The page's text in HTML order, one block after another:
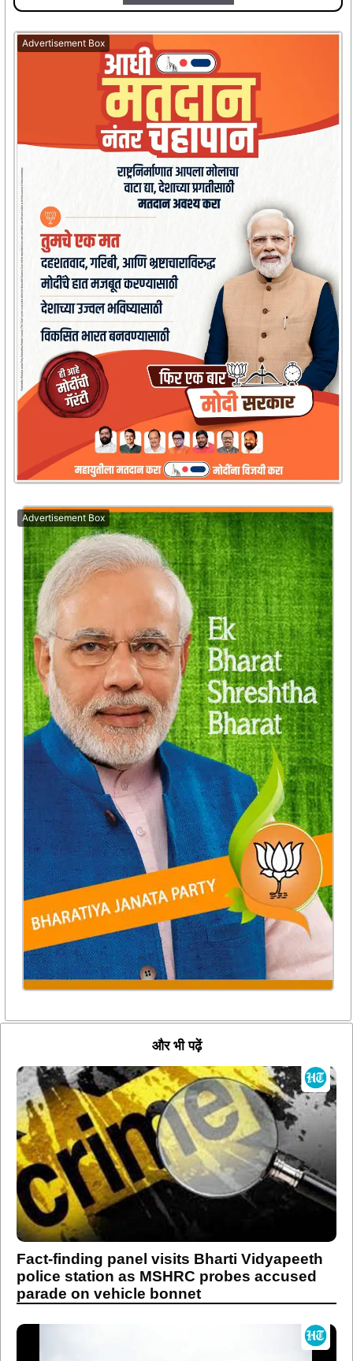
Advertisement Box
Advertisement Box
और भी पढ़ें
Fact-finding panel visits Bharti Vidyapeeth
police station as MSHRC probes accused
parade on vehicle bonnet